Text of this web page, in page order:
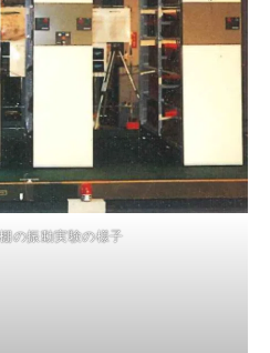
の振動実験の様子